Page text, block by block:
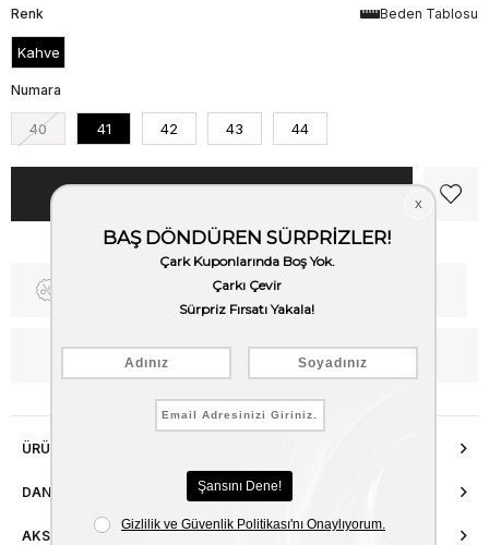
Beden Tablosu
Renk
Kahve
Numara
40 41 42 43 44
Fiyat Düşünce Haber Ver
WhatsApp’tan Bilgi Al
ÜRÜN ÖZELLIKLERI
DANIŞMA HATTI
AKSESUAR ONARIMI